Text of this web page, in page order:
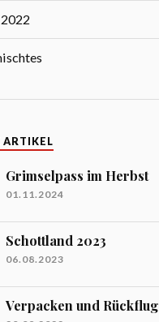
ARTIKEL
Grimselpass im Herbst
01.11.2024
Schottland 2023
06.08.2023
Verpacken und Rückflug